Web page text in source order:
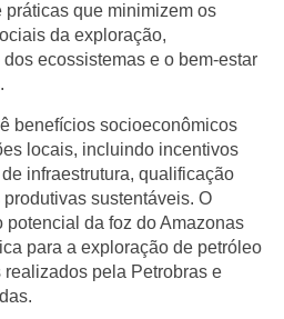
que minimizem os
da exploração,
ecossistemas e o bem-estar
benefícios socioeconômicos
locais, incluindo incentivos
infraestrutura, qualificação
sustentáveis. O
da foz do Amazonas
para a exploração de petróleo
realizados pela Petrobras e